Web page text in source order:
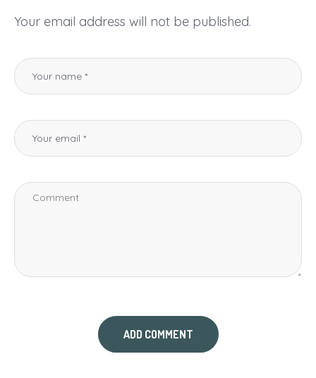
Your email address will not be published.